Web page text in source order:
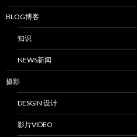
BLOG博客
知识
NEWS新闻
摄影
DESGIN 设计
影片VIDEO